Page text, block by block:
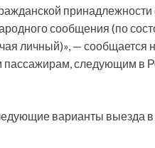
принадлежности
сообщения (по
личный)», — сообщается
пассажирам, следующим в
варианты выезда